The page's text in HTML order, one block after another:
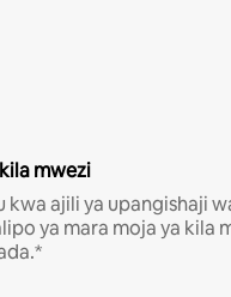
mwezi
kwa ajili ya upangishaji
ya mara moja ya kila